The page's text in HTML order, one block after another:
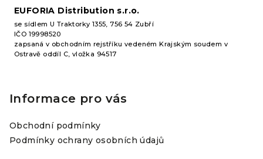
EUFORIA Distribution s.r.o.
se sídlem U Traktorky 1355, 756 54 Zubří
IČO 19998520
zapsaná v obchodním rejstříku vedeném Krajským soudem v
Ostravě oddíl C, vložka 94517
Informace pro vás
Obchodní podmínky
Podmínky ochrany osobních údajů